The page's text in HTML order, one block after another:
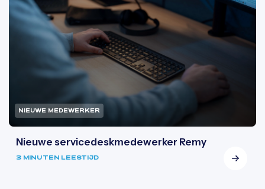
NIEUWE MEDEWERKER
Nieuwe servicedeskmedewerker Remy
3 MINUTEN LEESTIJD